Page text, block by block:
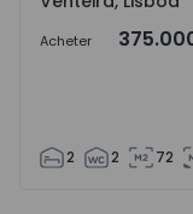
Acheter
2 2 72